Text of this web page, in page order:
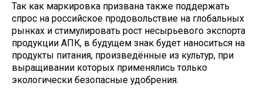
Так как маркировка призвана также поддержать
спрос на российское продовольствие на глобальных
рынках и стимулировать рост несырьевого экспорта
продукции АПК, в будущем знак будет наноситься на
продукты питания, произведённые из культур, при
выращивании которых применялись только
экологически безопасные удобрения.